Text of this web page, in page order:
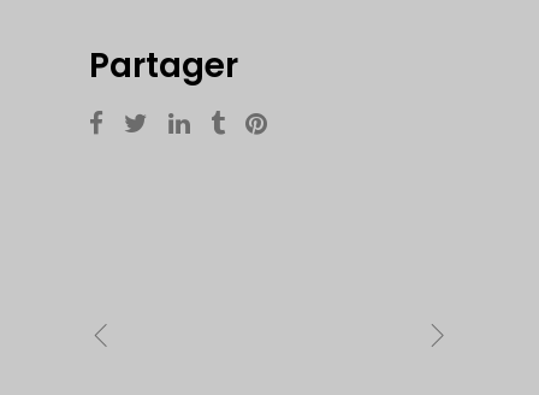
Partager